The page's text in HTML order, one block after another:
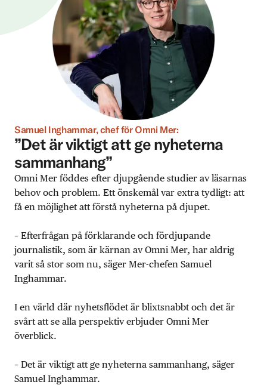
Samuel Inghammar, chef för Omni Mer:
”Det är viktigt att ge nyheterna
sammanhang”
Omni Mer föddes efter djupgående studier av läsarnas
behov och problem. Ett önskemål var extra tydligt: att
få en möjlighet att förstå nyheterna på djupet.
– Efterfrågan på förklarande och fördjupande
journalistik, som är kärnan av Omni Mer, har aldrig
varit så stor som nu, säger Mer-chefen Samuel
Inghammar.
I en värld där nyhetsflödet är blixtsnabbt och det är
svårt att se alla perspektiv erbjuder Omni Mer
överblick.
– Det är viktigt att ge nyheterna sammanhang, säger
Samuel Inghammar.